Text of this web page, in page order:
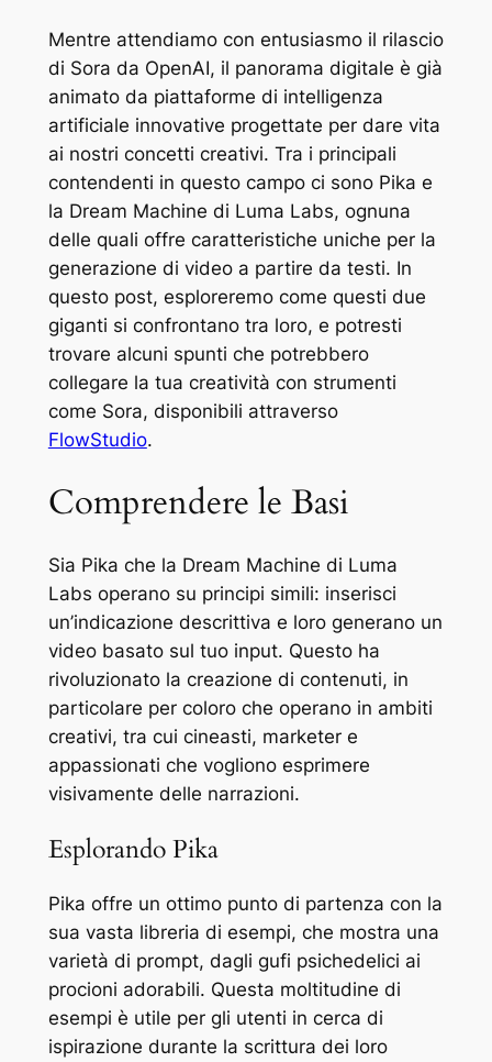
Mentre attendiamo con entusiasmo il rilascio
di Sora da OpenAI, il panorama digitale è già
animato da piattaforme di intelligenza
artificiale innovative progettate per dare vita
ai nostri concetti creativi. Tra i principali
contendenti in questo campo ci sono Pika e
la Dream Machine di Luma Labs, ognuna
delle quali offre caratteristiche uniche per la
generazione di video a partire da testi. In
questo post, esploreremo come questi due
giganti si confrontano tra loro, e potresti
trovare alcuni spunti che potrebbero
collegare la tua creatività con strumenti
come Sora, disponibili attraverso
FlowStudio.
Comprendere le Basi
Sia Pika che la Dream Machine di Luma
Labs operano su principi simili: inserisci
un’indicazione descrittiva e loro generano un
video basato sul tuo input. Questo ha
rivoluzionato la creazione di contenuti, in
particolare per coloro che operano in ambiti
creativi, tra cui cineasti, marketer e
appassionati che vogliono esprimere
visivamente delle narrazioni.
Esplorando Pika
Pika offre un ottimo punto di partenza con la
sua vasta libreria di esempi, che mostra una
varietà di prompt, dagli gufi psichedelici ai
procioni adorabili. Questa moltitudine di
esempi è utile per gli utenti in cerca di
ispirazione durante la scrittura dei loro